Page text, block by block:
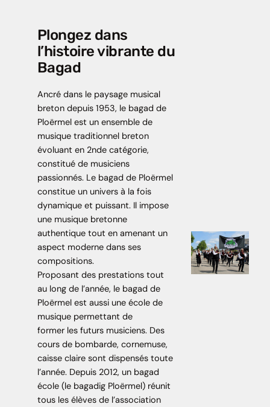
Plongez dans
l’histoire vibrante du
Bagad
Ancré dans le paysage musical
breton depuis 1953, le bagad de
Ploërmel est un ensemble de
musique traditionnel breton
évoluant en 2nde catégorie,
constitué de musiciens
passionnés. Le bagad de Ploërmel
constitue un univers à la fois
dynamique et puissant. Il impose
une musique bretonne
authentique tout en amenant un
aspect moderne dans ses
compositions.
Proposant des prestations tout
au long de l’année, le bagad de
Ploërmel est aussi une école de
musique permettant de
former les futurs musiciens. Des
cours de bombarde, cornemuse,
caisse claire sont dispensés toute
l’année. Depuis 2012, un bagad
école (le bagadig Ploërmel) réunit
tous les élèves de l’association